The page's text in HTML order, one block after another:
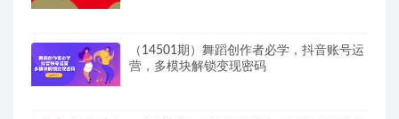
（14501期）舞蹈创作者必学，抖音账号运
营，多模块解锁变现密码